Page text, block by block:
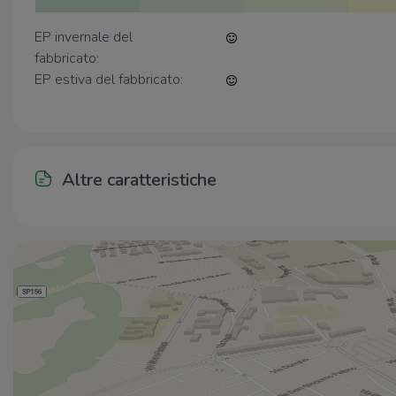
EP invernale del
fabbricato:
EP estiva del fabbricato:
Altre caratteristiche